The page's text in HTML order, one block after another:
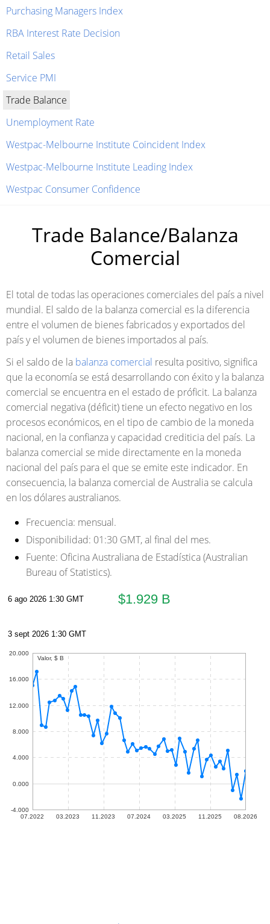
Purchasing Managers Index
RBA Interest Rate Decision
Retail Sales
Service PMI
Trade Balance
Unemployment Rate
Westpac-Melbourne Institute Coincident Index
Westpac-Melbourne Institute Leading Index
Westpac Consumer Confidence
Trade Balance/Balanza
Comercial
El total de todas las operaciones comerciales del país a nivel
mundial. El saldo de la balanza comercial es la diferencia
entre el volumen de bienes fabricados y exportados del
país y el volumen de bienes importados al país.
Si el saldo de la balanza comercial resulta positivo, significa
que la economía se está desarrollando con éxito y la balanza
comercial se encuentra en el estado de próficit. La balanza
comercial negativa (déficit) tiene un efecto negativo en los
procesos económicos, en el tipo de cambio de la moneda
nacional, en la confianza y capacidad crediticia del país. La
balanza comercial se mide directamente en la moneda
nacional del país para el que se emite este indicador. En
consecuencia, la balanza comercial de Australia se calcula
en los dólares australianos.
Frecuencia: mensual.
Disponibilidad: 01:30 GMT, al final del mes.
Fuente: Oficina Australiana de Estadística (Australian
Bureau of Statistics).